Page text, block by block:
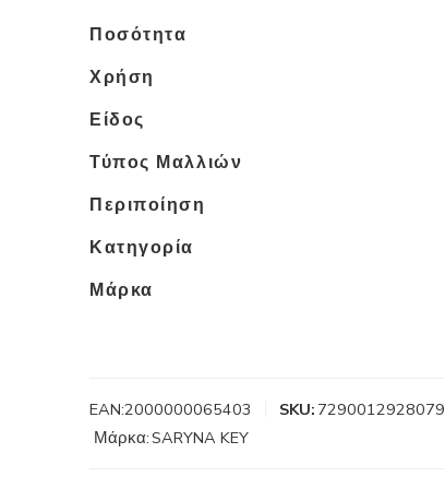
Ποσότητα
Χρήση
Είδος
Τύπος Μαλλιών
Περιποίηση
Κατηγορία
Μάρκα
EAN:2000000065403 SKU: 7290012928079
Μάρκα:SARYNA KEY